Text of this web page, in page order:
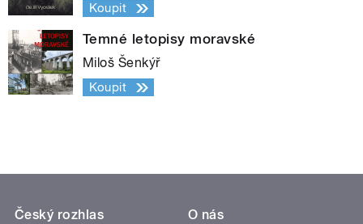
Koupit
Temné letopisy moravské
Miloš Šenkýř
Koupit
Český rozhlas
O nás